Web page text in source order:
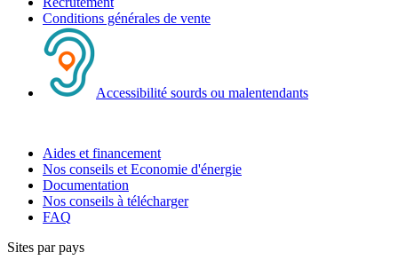
Conditions générales de vente
Accessibilité sourds ou malentendants
Aides et financement
Nos conseils et Economie d'énergie
Documentation
Nos conseils à télécharger
FAQ
Sites par pays